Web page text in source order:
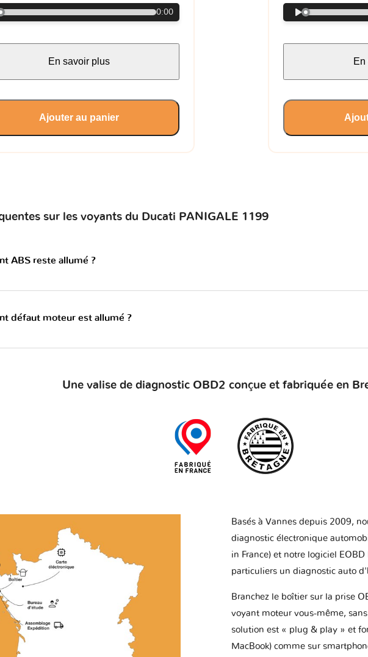
0:00
En savoir plus
Ajouter au panier
sur les voyants du Ducati PANIGALE 1199
ABS reste allumé ?
défaut moteur est allumé ?
Une valise de diagnostic OBD2 conçue et fabriquée en
Basés à Vannes depuis 2009,
diagnostic électronique
in France) et notre logiciel
particuliers un diagnostic auto
Branchez le boîtier sur la prise
voyant moteur vous-même,
solution est « plug & play » et
MacBook) comme sur